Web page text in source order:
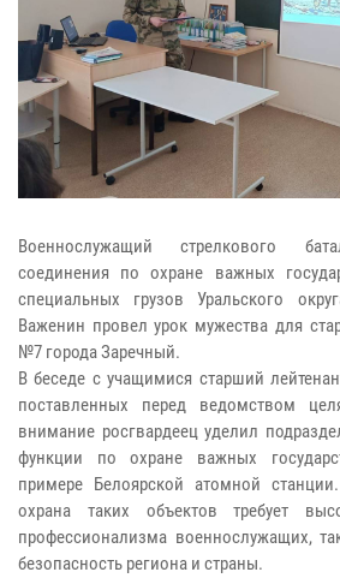
Военнослужащий стрелкового
соединения по охране важных
специальных грузов Уральского
Важенин провел урок мужества для
№7 города Заречный.
В беседе с учащимися старший
поставленных перед ведомством
внимание росгвардеец уделил
функции по охране важных
примере Белоярской атомной
охрана таких объектов требует
профессионализма военнослужащих,
безопасность региона и страны.